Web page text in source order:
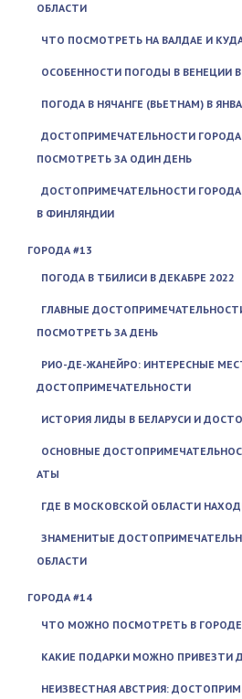
ОБЛАСТИ
ЧТО ПОСМОТРЕТЬ НА ВАЛДАЕ И
ОСОБЕННОСТИ ПОГОДЫ В ВЕНЕЦИИ В
ПОГОДА В НЯЧАНГЕ (ВЬЕТНАМ) В
ДОСТОПРИМЕЧАТЕЛЬНОСТИ
ПОСМОТРЕТЬ ЗА ОДИН ДЕНЬ
ДОСТОПРИМЕЧАТЕЛЬНОСТИ
В ФИНЛЯНДИИ
ГОРОДА #13
ПОГОДА В ТБИЛИСИ В ДЕКАБРЕ 2022
ГЛАВНЫЕ
ПОСМОТРЕТЬ ЗА ДЕНЬ
РИО-ДЕ-ЖАНЕЙРО: ИНТЕРЕСНЫЕ
ДОСТОПРИМЕЧАТЕЛЬНОСТИ
ИСТОРИЯ ЛИДЫ В БЕЛАРУСИ И
ОСНОВНЫЕ
АТЫ
ГДЕ В МОСКОВСКОЙ ОБЛАСТИ
ЗНАМЕНИТЫЕ
ОБЛАСТИ
ГОРОДА #14
ЧТО МОЖНО ПОСМОТРЕТЬ В ГОРОДЕ
КАКИЕ ПОДАРКИ МОЖНО ПРИВЕЗТИ
НЕИЗВЕСТНАЯ АВСТРИЯ: